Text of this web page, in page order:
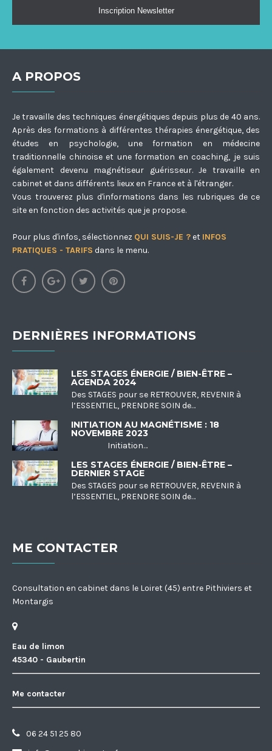
A PROPOS
Je travaille des techniques énergétiques depuis plus de 40 ans.
Après des formations à différentes thérapies énergétique, des
études en psychologie, une formation en médecine
traditionnelle chinoise et une formation en coaching, je suis
également devenu magnétiseur guérisseur. Je travaille en
cabinet et dans différents lieux en France et à l'étranger.
Vous trouverez plus d'informations dans les rubriques de ce
site en fonction des activités que je propose.
Pour plus d'infos, sélectionnez QUI SUIS-JE ? et INFOS
PRATIQUES - TARIFS dans le menu.
DERNIÈRES INFORMATIONS
LES STAGES ÉNERGIE / BIEN-ÊTRE –
AGENDA 2024
Des STAGES pour se RETROUVER, REVENIR à
l’ESSENTIEL, PRENDRE SOIN de…
INITIATION AU MAGNÉTISME : 18
NOVEMBRE 2023
Initiation…
LES STAGES ÉNERGIE / BIEN-ÊTRE –
DERNIER STAGE
Des STAGES pour se RETROUVER, REVENIR à
l’ESSENTIEL, PRENDRE SOIN de…
ME CONTACTER
Consultation en cabinet dans le Loiret (45) entre Pithiviers et
Montargis
Eau de limon
45340 - Gaubertin
Me contacter
06 24 51 25 80